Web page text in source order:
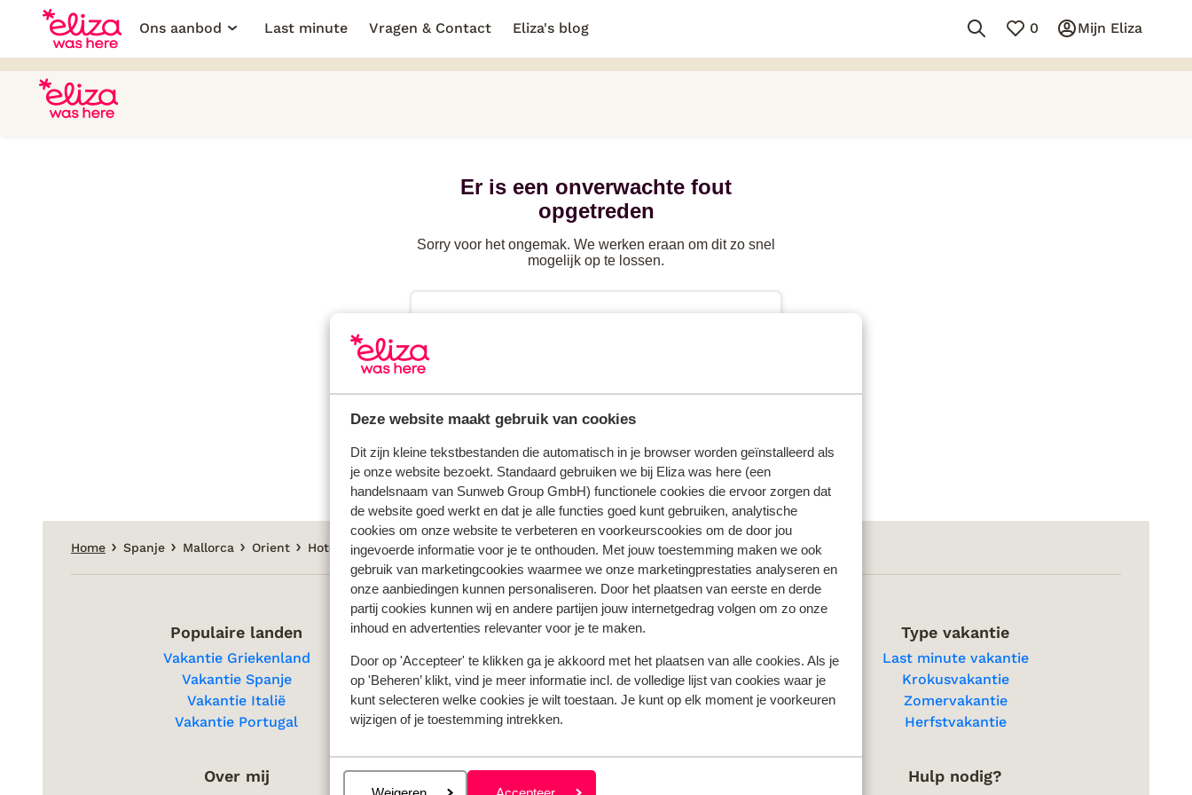
Deze website maakt gebruik van cookies
Dit zijn kleine tekstbestanden die automatisch in je browser worden geïnstalleerd als
je onze website bezoekt. Standaard gebruiken we bij Eliza was here (een
handelsnaam van Sunweb Group GmbH) functionele cookies die ervoor zorgen dat
de website goed werkt en dat je alle functies goed kunt gebruiken, analytische
cookies om onze website te verbeteren en voorkeurscookies om de door jou
ingevoerde informatie voor je te onthouden. Met jouw toestemming maken we ook
gebruik van marketingcookies waarmee we onze marketingprestaties analyseren en
onze aanbiedingen kunnen personaliseren. Door het plaatsen van eerste en derde
partij cookies kunnen wij en andere partijen jouw internetgedrag volgen om zo onze
inhoud en advertenties relevanter voor je te maken.
Door op 'Accepteer' te klikken ga je akkoord met het plaatsen van alle cookies. Als je
op 'Beheren’ klikt, vind je meer informatie incl. de volledige lijst van cookies waar je
kunt selecteren welke cookies je wilt toestaan. Je kunt op elk moment je voorkeuren
wijzigen of je toestemming intrekken.
Ons aanbod
Last minute Vragen & Contact Eliza's blog 0 Mijn Eliza
Er is een onverwachte fout
opgetreden
Sorry voor het ongemak. We werken eraan om dit zo snel
mogelijk op te lossen.
Bekijk het volledige aanbod
Home Spanje Mallorca Orient Hotel Rural Son Palou
Populaire landen
Vakantie Griekenland
Vakantie Spanje
Vakantie Italië
Vakantie Portugal
Populaire regio's
Vakantie Kreta
Vakantie Zakynthos
Vakantie Andalusië
Vakantie Algarve
Type vakantie
Last minute vakantie
Krokusvakantie
Zomervakantie
Herfstvakantie
Over mij Privacy & cookies Hulp nodig?